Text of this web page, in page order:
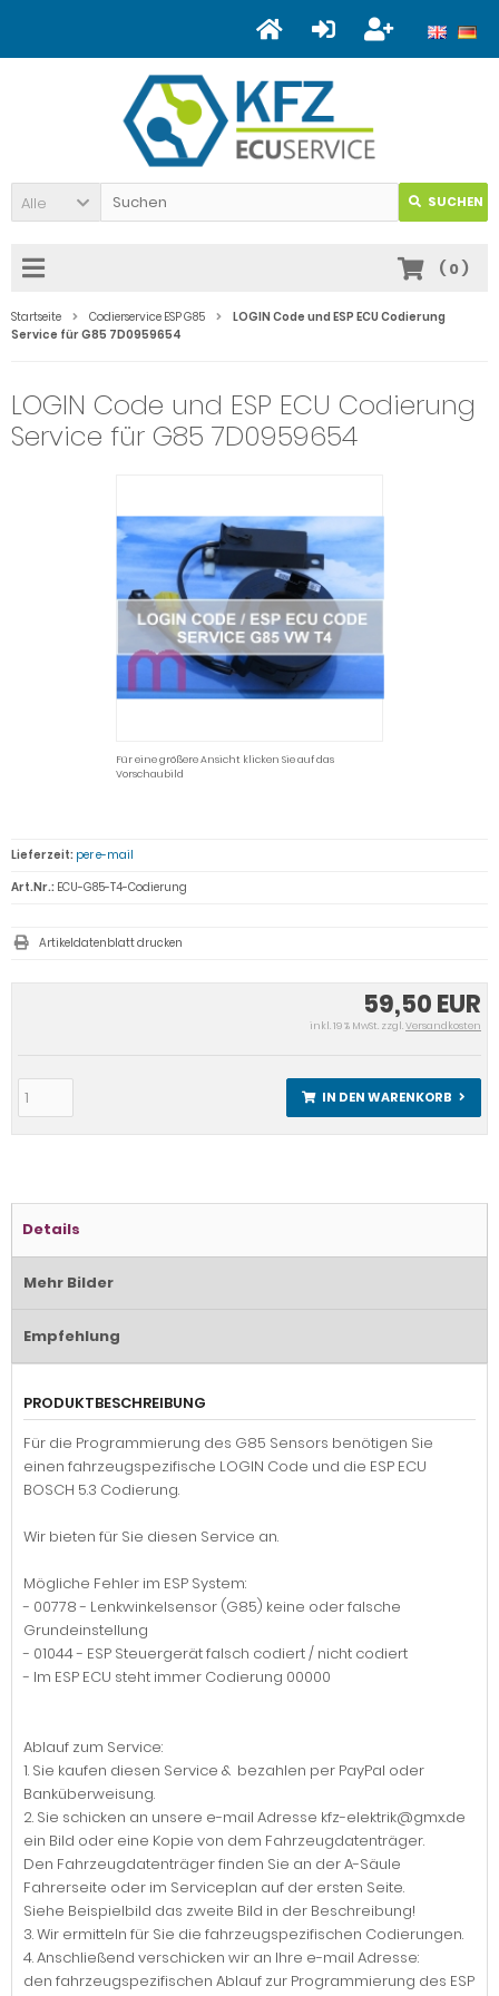
Alle SUCHEN
( 0)
Startseite Codierservice ESP G85
LOGIN Code und ESP ECU Codierung
Service für G85 7D0959654
LOGIN Code und ESP ECU Codierung
Service für G85 7D0959654
Für eine größere Ansicht klicken Sie auf das
Vorschaubild
59,50 EUR
inkl. 19 % MwSt. zzgl.Versandkosten
IN DEN WARENKORB
Lieferzeit: per e-mail
Art.Nr.: ECU-G85-T4-Codierung
Artikeldatenblatt drucken
Details
Mehr Bilder
Empfehlung
PRODUKTBESCHREIBUNG
Für die Programmierung des G85 Sensors benötigen Sie
einen fahrzeugspezifische LOGIN Code und die ESP ECU
BOSCH 5.3 Codierung.
Wir bieten für Sie diesen Service an.
Mögliche Fehler im ESP System:
- 00778 - Lenkwinkelsensor (G85) keine oder falsche
Grundeinstellung
- 01044 - ESP Steuergerät falsch codiert / nicht codiert
- Im ESP ECU steht immer Codierung 00000
Ablauf zum Service:
1. Sie kaufen diesen Service & bezahlen per PayPal oder
Banküberweisung.
2. Sie schicken an unsere e-mail Adresse kfz-elektrik@gmx.de
ein Bild oder eine Kopie von dem Fahrzeugdatenträger.
Den Fahrzeugdatenträger finden Sie an der A-Säule
Fahrerseite oder im Serviceplan auf der ersten Seite.
Siehe Beispielbild das zweite Bild in der Beschreibung!
3. Wir ermitteln für Sie die fahrzeugspezifischen Codierungen.
4. Anschließend verschicken wir an Ihre e-mail Adresse:
den fahrzeugspezifischen Ablauf zur Programmierung des ESP